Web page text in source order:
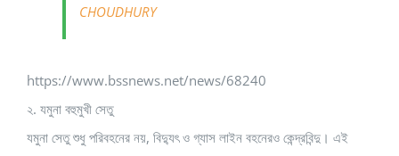
CHOUDHURY
https://www.bssnews.net/news/68240
২. যমুনা বহুমুখী সেতু
যমুনা সেতু শুধু পরিবহনের নয়, বিদ্যুৎ ও গ্যাস লাইন বহনেরও কেন্দ্রবিন্দু। এই